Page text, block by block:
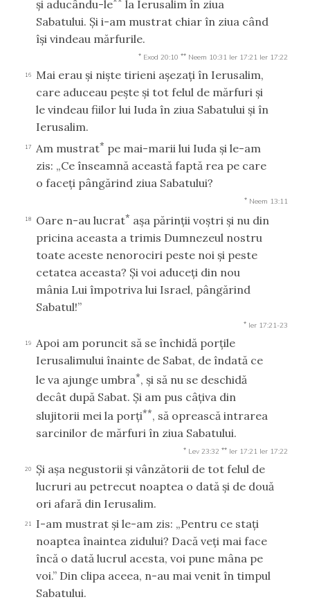
şi aducându-le
la Ierusalim în ziua
Sabatului. Şi i-am mustrat chiar în ziua când
îşi vindeau mărfurile.
* Exod 20:10 ** Neem 10:31 Ier 17:21 Ier 17:22
16
Mai erau şi nişte tirieni aşezaţi în Ierusalim,
care aduceau peşte şi tot felul de mărfuri şi
le vindeau fiilor lui Iuda în ziua Sabatului şi în
Ierusalim.
17 Am mustrat* pe mai-marii lui Iuda şi le-am
zis: „Ce înseamnă această faptă rea pe care
o faceţi pângărind ziua Sabatului?
* Neem 13:11
18 Oare n-au lucrat* aşa părinţii voştri şi nu din
pricina aceasta a trimis Dumnezeul nostru
toate aceste nenorociri peste noi şi peste
cetatea aceasta? Şi voi aduceţi din nou
mânia Lui împotriva lui Israel, pângărind
Sabatul!”
* Ier 17:21-23
19
Apoi am poruncit să se închidă porţile
Ierusalimului înainte de Sabat, de îndată ce
le va ajunge umbra*, şi să nu se deschidă
decât după Sabat. Şi am pus câţiva din
slujitorii mei la porţi**, să oprească intrarea
sarcinilor de mărfuri în ziua Sabatului.
* Lev 23:32 ** Ier 17:21 Ier 17:22
20
Şi aşa negustorii şi vânzătorii de tot felul de
lucruri au petrecut noaptea o dată şi de două
ori afară din Ierusalim.
21
I-am mustrat şi le-am zis: „Pentru ce staţi
noaptea înaintea zidului? Dacă veţi mai face
încă o dată lucrul acesta, voi pune mâna pe
voi.” Din clipa aceea, n-au mai venit în timpul
Sabatului.